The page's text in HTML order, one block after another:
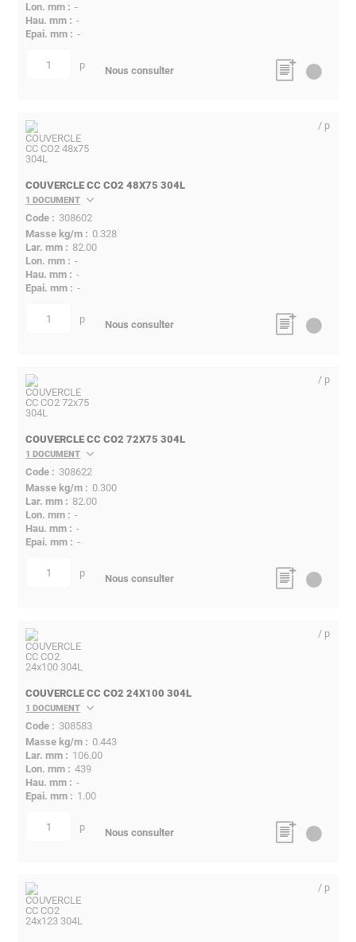
-
-
-
quantité p Nous consulter
COUVERCLE CC CO2 48X75 304L
1 DOCUMENT
308602
0.328
82.00
-
-
-
quantité p
/ p
Nous consulter
COUVERCLE CC CO2 72X75 304L
1 DOCUMENT
308622
0.300
82.00
-
-
-
quantité p
/ p
Nous consulter
COUVERCLE CC CO2 24X100 304L
1 DOCUMENT
308583
0.443
106.00
439
-
1.00
quantité p
/ p
Nous consulter
/ p